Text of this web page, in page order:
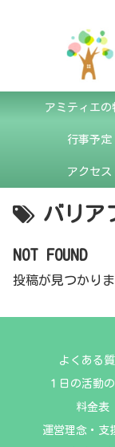
アミティエの
行事予定
アクセス
バリア
NOT FOUND
投稿が見つかりま
よくある
１日の活動
料金表
運営理念・支